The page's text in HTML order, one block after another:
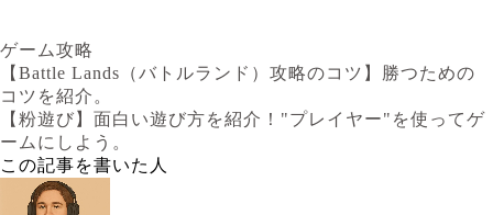
ゲーム攻略
【Battle Lands（バトルランド）攻略のコツ】勝つための
コツを紹介。
【粉遊び】面白い遊び方を紹介！"プレイヤー"を使ってゲ
ームにしよう。
この記事を書いた人